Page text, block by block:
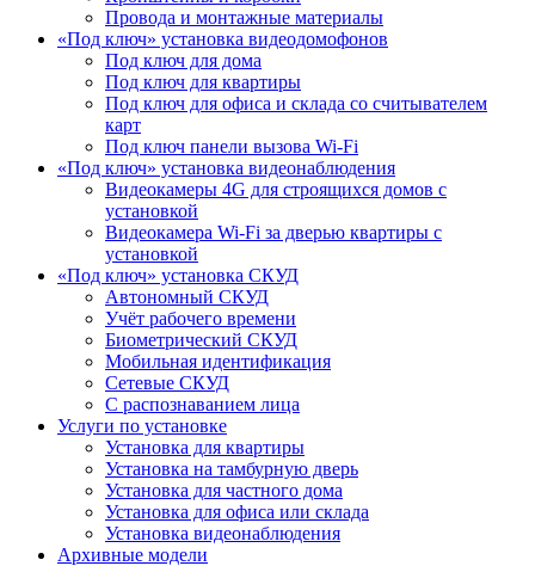
Провода и монтажные материалы
«Под ключ» установка видеодомофонов
Под ключ для дома
Под ключ для квартиры
Под ключ для офиса и склада со считывателем
карт
Под ключ панели вызова Wi-Fi
«Под ключ» установка видеонаблюдения
Видеокамеры 4G для строящихся домов с
установкой
Видеокамера Wi-Fi за дверью квартиры с
установкой
«Под ключ» установка СКУД
Автономный СКУД
Учёт рабочего времени
Биометрический СКУД
Мобильная идентификация
Сетевые СКУД
С распознаванием лица
Услуги по установке
Установка для квартиры
Установка на тамбурную дверь
Установка для частного дома
Установка для офиса или склада
Установка видеонаблюдения
Архивные модели